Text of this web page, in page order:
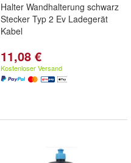
Halter Wandhalterung schwarz
Stecker Typ 2 Ev Ladegerät
Kabel
11,08 €
Kostenloser Versand